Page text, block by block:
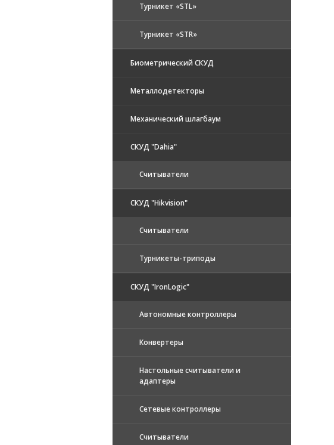
Турникет «STL»
Турникет «STR»
Биометрический СКУД
Металлодетекторы
Механический шлагбаум
СКУД "Dahia"
Считыватели
СКУД "Hikvision"
Считыватели
Турникеты-триподы
СКУД "IronLogic"
Автономные контроллеры
Конвертеры
Настольные считыватели и
адаптеры
Сетевые контроллеры
Считыватели